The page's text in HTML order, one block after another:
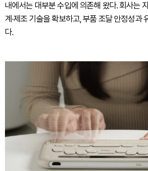
내에서는 대부분 수입에 의존해 왔다. 회사는
계·제조 기술을 확보하고, 부품 조달 안정성과
다.